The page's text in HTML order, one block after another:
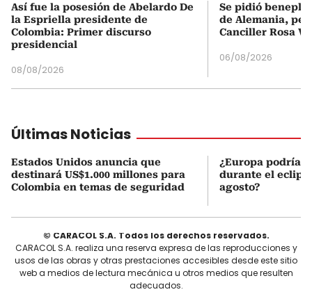
Así fue la posesión de Abelardo De
la Espriella presidente de
Colombia: Primer discurso
presidencial
08/08/2026
Se pidió
de Alemania,
Canciller Rosa
06/08/2026
Últimas Noticias
Estados Unidos anuncia que
destinará US$1.000 millones para
Colombia en temas de seguridad
¿Europa podría
durante el
agosto?
© CARACOL S.A. Todos los derechos reservados.
CARACOL S.A. realiza una reserva expresa de las reproducciones y
usos de las obras y otras prestaciones accesibles desde este sitio
web a medios de lectura mecánica u otros medios que resulten
adecuados.